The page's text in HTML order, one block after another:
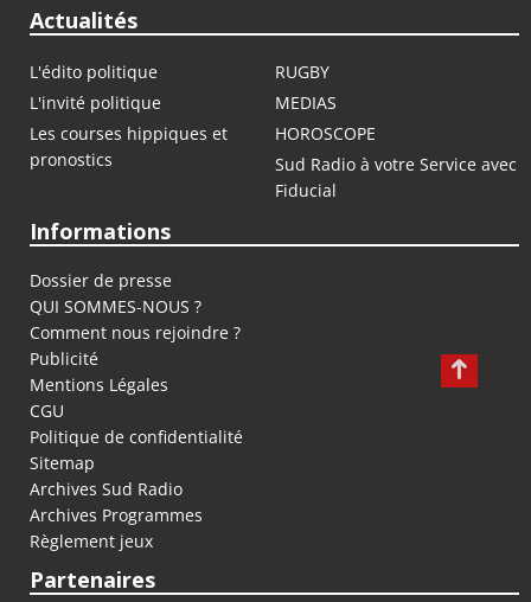
Actualités
L'édito politique
RUGBY
L'invité politique
MEDIAS
Les courses hippiques et
pronostics
HOROSCOPE
Sud Radio à votre Service avec
Fiducial
Informations
Dossier de presse
QUI SOMMES-NOUS ?
Comment nous rejoindre ?
Publicité
Mentions Légales
CGU
Politique de confidentialité
Sitemap
Archives Sud Radio
Archives Programmes
Règlement jeux
Partenaires